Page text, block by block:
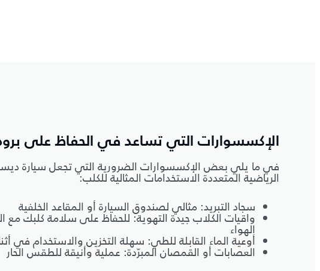
الإكسسوارات التي تساعد في الحفاظ على
في ما يلي بعض الإكسسوارات الضرورية التي تجعل سيارة
الرياضية المتعددة الاستخدامات المثالية للكلب:
سجاد التبريد: مثالي لصندوق السيارة أو المقاعد الخلفية
واقيات الكلاب جيدة التهوية: للحفاظ على سلامة كلبك مع
الهواء
أوعية الماء القابلة للطي: سهلة التخزين والاستخدام في
العصابات أو القمصان المبرّدة: عملية وأنيقة للطقس الحار